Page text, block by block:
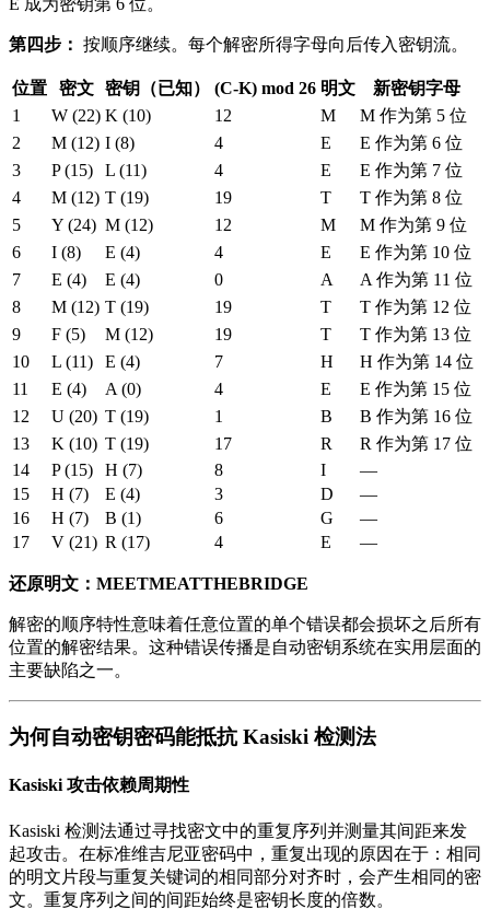
E 成为密钥第 6 位。
第四步： 按顺序继续。每个解密所得字母向后传入密钥流。
位置 密文 密钥（已知） (C-K) mod 26 明文
新密钥字母
1
W (22) K (10) 12 M
M 作为第 5 位
2
M (12) I (8) 4 E
E 作为第 6 位
3
P (15) L (11) 4 E
E 作为第 7 位
4
M (12) T (19) 19 T
T 作为第 8 位
5
Y (24) M (12) 12 M
M 作为第 9 位
6
I (8) E (4) 4 E
E 作为第 10 位
7
E (4) E (4) 0 A
A 作为第 11 位
8
M (12) T (19) 19 T
T 作为第 12 位
9
F (5) M (12) 19 T
T 作为第 13 位
10
L (11) E (4) 7 H
H 作为第 14 位
11
E (4) A (0) 4 E
E 作为第 15 位
12
U (20) T (19) 1 B
B 作为第 16 位
13
K (10) T (19) 17 R
R 作为第 17 位
14
P (15) H (7) 8 I
—
15
H (7) E (4) 3 D
—
16
H (7) B (1) 6 G
—
17
V (21) R (17) 4 E —
还原明文：MEETMEATTHEBRIDGE
解密的顺序特性意味着任意位置的单个错误都会损坏之后所有
位置的解密结果。这种错误传播是自动密钥系统在实用层面的
主要缺陷之一。
为何自动密钥密码能抵抗 Kasiski 检测法
Kasiski 攻击依赖周期性
Kasiski 检测法通过寻找密文中的重复序列并测量其间距来发
起攻击。在标准维吉尼亚密码中，重复出现的原因在于：相同
的明文片段与重复关键词的相同部分对齐时，会产生相同的密
文。重复序列之间的间距始终是密钥长度的倍数。